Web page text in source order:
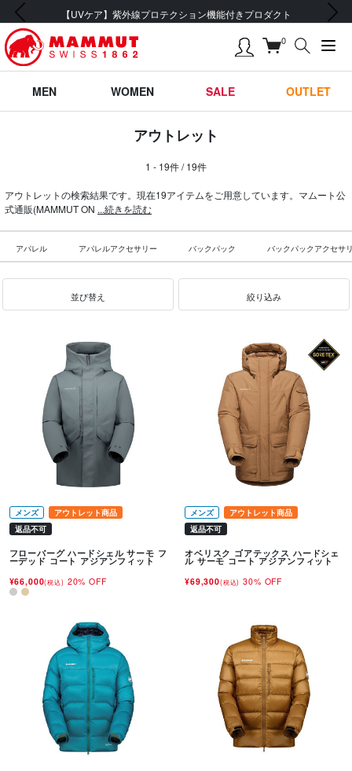
ション機能付きプロダクト 会員登録で【
前の画像 次の画像
0
MEN WOMEN SALE OUTLET
アウトレット
1 - 19件 / 19件
アウトレットの検索結果です。現在19アイテムをご用意しています。マムート公
式通販(MAMMUT ON ...続きを読む
アパレル アパレルアクセサリー バックパック バックパックアクセサ
並び替え 絞り込み
メンズ
アウトレット商品
返品不可
フローバーグ ハードシェル サーモ フ
ーデッド コート アジアンフィット
¥66,000(税込) 20% OFF
メンズ
アウトレット商品
返品不可
オベリスク ゴアテックス ハードシェ
ル サーモ コート アジアンフィット
¥69,300(税込) 30% OFF